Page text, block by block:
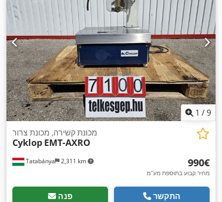
1 /9
Tatabánya 2,311 km
מכונת קשירה, מכונת צרור
Cyklop EMT-AXRO
‏990 ‏€
מחיר קבוע בתוספת מע"מ
פנה התקשר